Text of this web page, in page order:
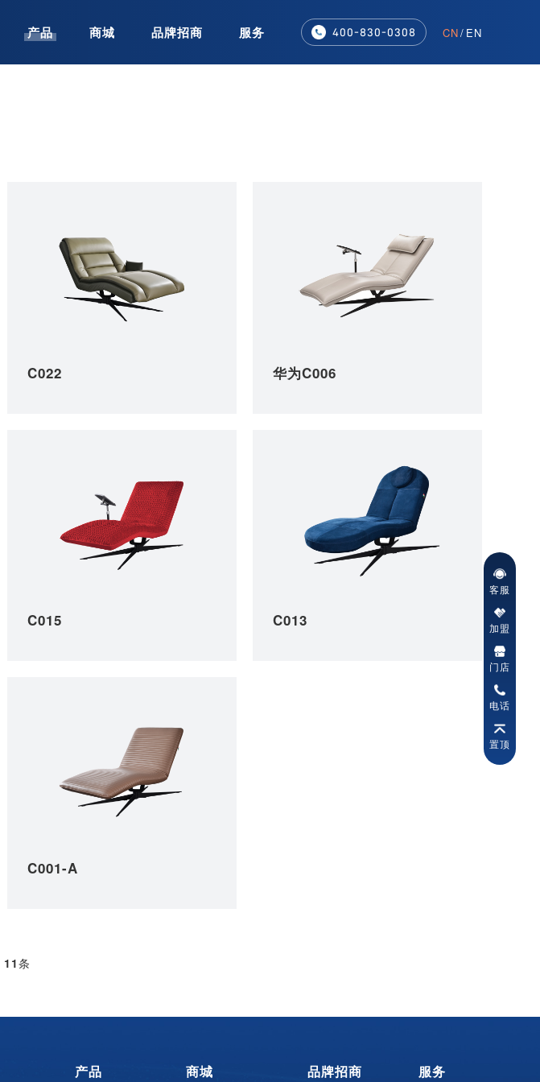
CN/ EN
400-830-0308
产品 商城 品牌招商 服务
C022 华为C006
C015 C013
C001-A
11条
产品 商城 品牌招商 服务
客服
加盟
门店
电话
置顶